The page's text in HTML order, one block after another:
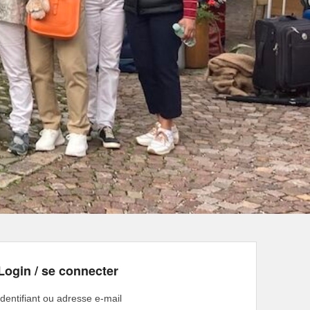
/ se connecter
ou adresse e-mail